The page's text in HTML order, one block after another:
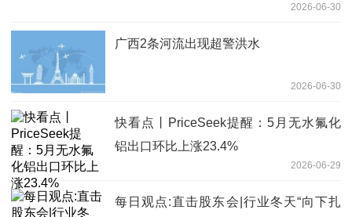
2026-06-30
广西2条河流出现超警洪水
2026-06-30
快看点丨PriceSeek提醒：5月无水氟化
铝出口环比上涨23.4%
2026-06-29
每日观点:直击股东会|行业冬天“向下扎